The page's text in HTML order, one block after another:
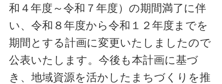
和４年度～令和７年度）の期間満了に伴
い、令和８年度から令和１２年度までを
期間とする計画に変更いたしましたので
公表いたします。今後も本計画に基づ
き、地域資源を活かしたまちづくりを推